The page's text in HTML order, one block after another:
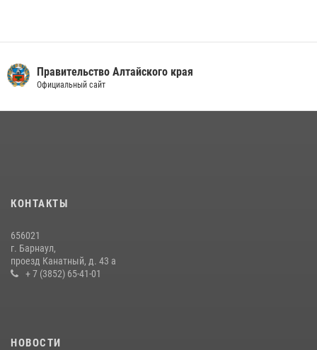
Правительство Алтайского края
Официальный сайт
КОНТАКТЫ
656021
г. Барнаул,
проезд Канатный, д. 43 а
+ 7 (3852) 65-41-01
НОВОСТИ